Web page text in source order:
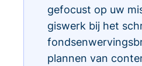
gefocust op uw
giswerk bij het
plannen van